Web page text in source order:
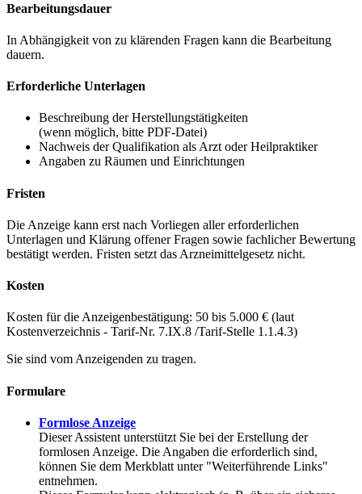
Bearbeitungsdauer
In Abhängigkeit von zu klärenden Fragen kann die Bearbeitung
dauern.
Erforderliche Unterlagen
Beschreibung der Herstellungstätigkeiten
(wenn möglich, bitte PDF-Datei)
Nachweis der Qualifikation als Arzt oder Heilpraktiker
Angaben zu Räumen und Einrichtungen
Fristen
Die Anzeige kann erst nach Vorliegen aller erforderlichen
Unterlagen und Klärung offener Fragen sowie fachlicher Bewertung
bestätigt werden. Fristen setzt das Arzneimittelgesetz nicht.
Kosten
Kosten für die Anzeigenbestätigung: 50 bis 5.000 € (laut
Kostenverzeichnis - Tarif-Nr. 7.IX.8 /Tarif-Stelle 1.1.4.3)
Sie sind vom Anzeigenden zu tragen.
Formulare
Formlose Anzeige
Dieser Assistent unterstützt Sie bei der Erstellung der
formlosen Anzeige. Die Angaben die erforderlich sind,
können Sie dem Merkblatt unter "Weiterführende Links"
entnehmen.